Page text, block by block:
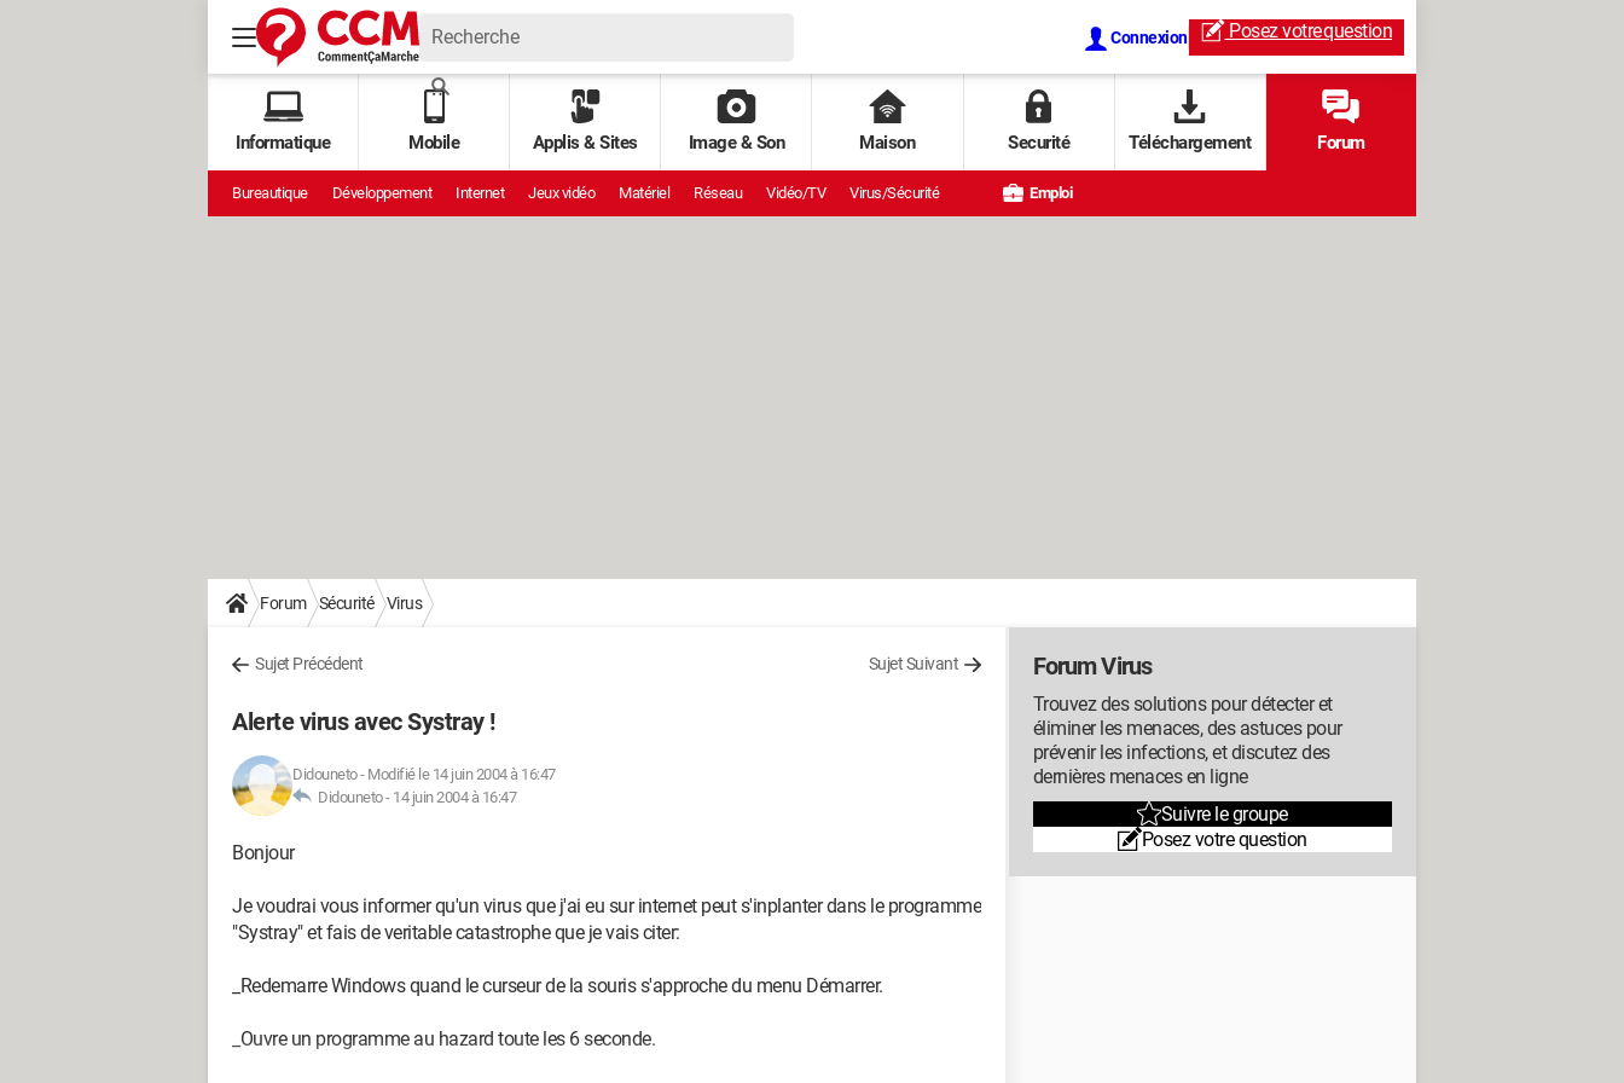
Connexion Posez votrequestion
Informatique Mobile Applis & Sites Image & Son Maison Securité Téléchargement Forum
Bureautique Développement Internet Jeux vidéo Matériel Réseau Vidéo/TV Virus/Sécurité Emploi
Forum Sécurité Virus
Sujet Précédent Sujet Suivant
Alerte virus avec Systray !
Didouneto- Modifié le 14 juin 2004 à 16:47
Didouneto - 14 juin 2004 à 16:47
Bonjour
Je voudrai vous informer qu'un virus que j'ai eu sur internet peut s'inplanter dans le programme
"Systray" et fais de veritable catastrophe que je vais citer:
_Redemarre Windows quand le curseur de la souris s'approche du menu Démarrer.
_Ouvre un programme au hazard toute les 6 seconde.
Forum Virus
Trouvez des solutions pour détecter et
éliminer les menaces, des astuces pour
prévenir les infections, et discutez des
dernières menaces en ligne
Suivre le groupe
Posez votre question